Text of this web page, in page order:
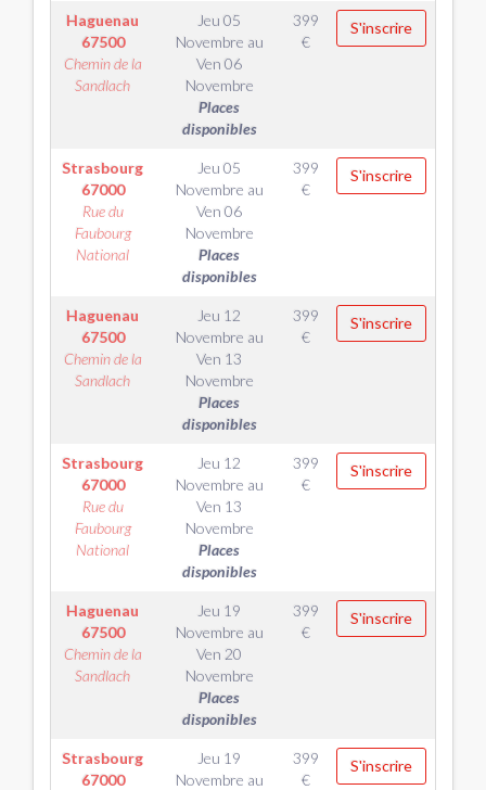
Haguenau
67500
Chemin de la
Sandlach
Jeu 05
Novembre au
Ven 06
Novembre
Places
disponibles
399
€
S'inscrire
Strasbourg
67000
Rue du
Faubourg
National
Jeu 05
Novembre au
Ven 06
Novembre
Places
disponibles
399
€
S'inscrire
Haguenau
67500
Chemin de la
Sandlach
Jeu 12
Novembre au
Ven 13
Novembre
Places
disponibles
399
€
S'inscrire
Strasbourg
67000
Rue du
Faubourg
National
Jeu 12
Novembre au
Ven 13
Novembre
Places
disponibles
399
€
S'inscrire
Haguenau
67500
Chemin de la
Sandlach
Jeu 19
Novembre au
Ven 20
Novembre
Places
disponibles
399
€
S'inscrire
Strasbourg
67000
Jeu 19
Novembre au
399
€
S'inscrire